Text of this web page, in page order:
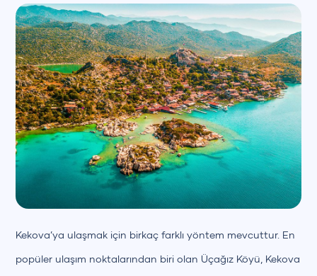
Kekova’ya ulaşmak için birkaç farklı yöntem mevcuttur. En
popüler ulaşım noktalarından biri olan Üçağız Köyü, Kekova